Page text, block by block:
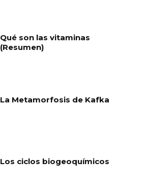
Qué son las vitaminas
(Resumen)
La Metamorfosis de Kafka
Los ciclos biogeoquímicos